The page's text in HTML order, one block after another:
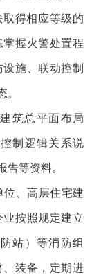
得相应等级的
握火警处置程
施、联动控制
。
筑总平面布局
制逻辑关系说
告等资料。
位、高层住宅建
按照规定建立
站）等消防组
装备，定期进